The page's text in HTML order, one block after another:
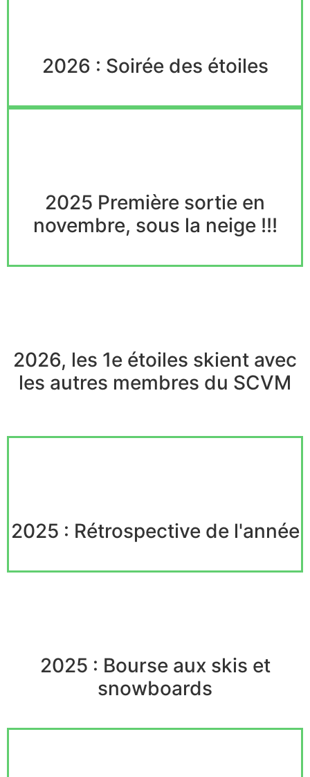
2026 : Soirée des étoiles
2025 Première sortie en
novembre, sous la neige !!!
2026, les 1e étoiles skient avec
les autres membres du SCVM
2025 : Rétrospective de l'année
2025 : Bourse aux skis et
snowboards